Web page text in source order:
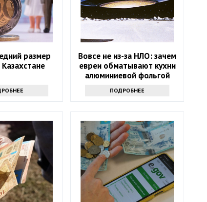
размер
Вовсе не из-за НЛО: зачем
евреи обматывают кухни
алюминиевой фольгой
ПОДРОБНЕЕ